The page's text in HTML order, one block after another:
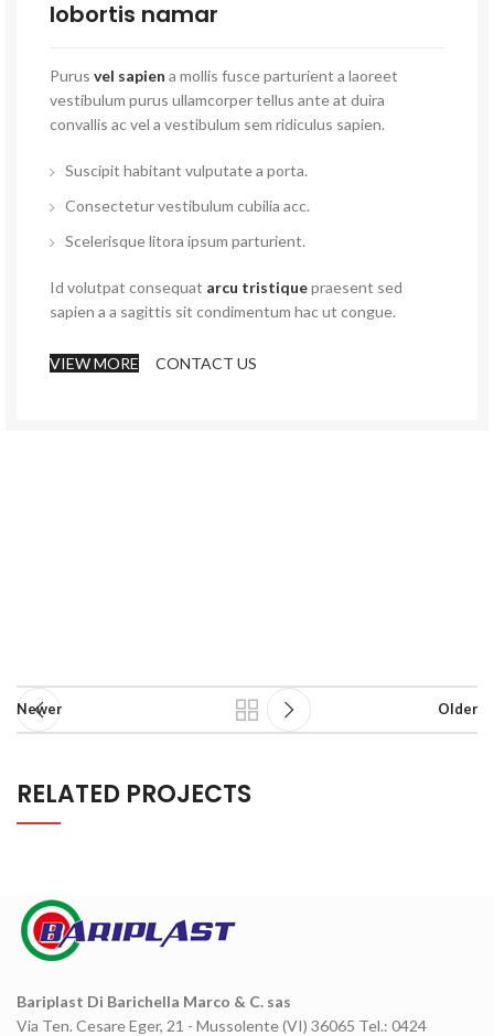
lobortis namar
Purus vel sapien a mollis fusce parturient a laoreet
vestibulum purus ullamcorper tellus ante at duira
convallis ac vel a vestibulum sem ridiculus sapien.
Suscipit habitant vulputate a porta.
Consectetur vestibulum cubilia acc.
Scelerisque litora ipsum parturient.
Id volutpat consequat arcu tristiquepraesent sed
sapien a a sagittis sit condimentum hac ut congue.
VIEW MORE CONTACT US
Newer Older
RELATED PROJECTS
RHONCUS QUISQUE SOLLICITUDIN
Bariplast Di Barichella Marco & C. sas
Via Ten. Cesare Eger, 21 - Mussolente (VI) 36065 Tel.: 0424